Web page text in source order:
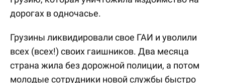
дорогах в одночасье.
Грузины ликвидировали свое ГАИ и уволили
всех (всех!) своих гаишников. Два месяца
страна жила без дорожной полиции, а потом
молодые сотрудники новой службы быстро